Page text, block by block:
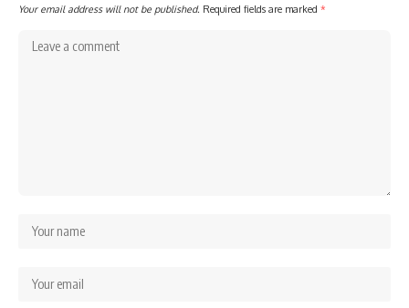
Your email address will not be published. Required fields are marked *